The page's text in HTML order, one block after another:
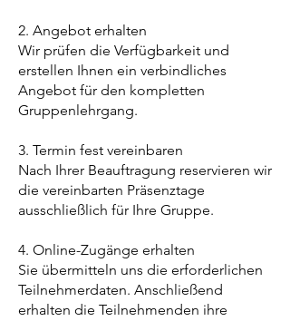
2. Angebot erhalten
Wir prüfen die Verfügbarkeit und
erstellen Ihnen ein verbindliches
Angebot für den kompletten
Gruppenlehrgang.
3. Termin fest vereinbaren
Nach Ihrer Beauftragung reservieren wir
die vereinbarten Präsenztage
ausschließlich für Ihre Gruppe.
4. Online-Zugänge erhalten
Sie übermitteln uns die erforderlichen
Teilnehmerdaten. Anschließend
erhalten die Teilnehmenden ihre